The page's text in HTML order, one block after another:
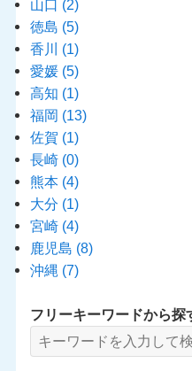
山口 (2)
徳島 (5)
香川 (1)
愛媛 (5)
高知 (1)
福岡 (13)
佐賀 (1)
長崎 (0)
熊本 (4)
大分 (1)
宮崎 (4)
鹿児島 (8)
沖縄 (7)
フリーキーワードから探